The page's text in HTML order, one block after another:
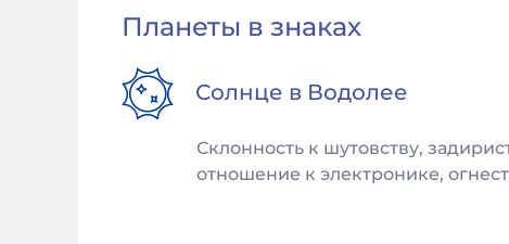
Планеты в знаках
Солнце в Водолее
Склонность к шутовству,
отношение к электронике,